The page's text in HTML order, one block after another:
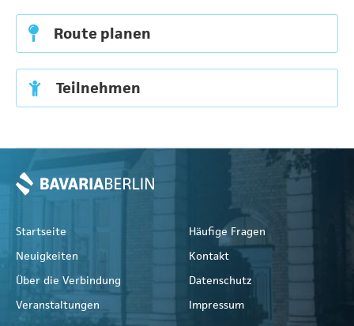
Route planen
Teilnehmen
Startseite
Neuigkeiten
Über die Verbindung
Veranstaltungen
Häufige Fragen
Kontakt
Datenschutz
Impressum